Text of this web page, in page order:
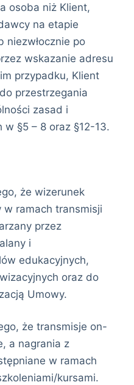
osoba niż Klient,
na etapie
niezwłocznie po
wskazanie adresu
przypadku, Klient
przestrzegania
zasad i
§5 – 8 oraz §12-13.
że wizerunek
ramach transmisji
przez
i
edukacyjnych,
oraz do
Umowy.
że transmisje on-
a nagrania z
w ramach
kursami.